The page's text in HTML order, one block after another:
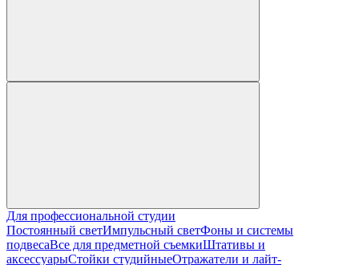
Для профессиональной студии
Постоянный светИмпульсный светФоны и системы
подвесаВсе для предметной съемкиШтативы и
аксессуарыСтойки студийныеОтражатели и лайт-